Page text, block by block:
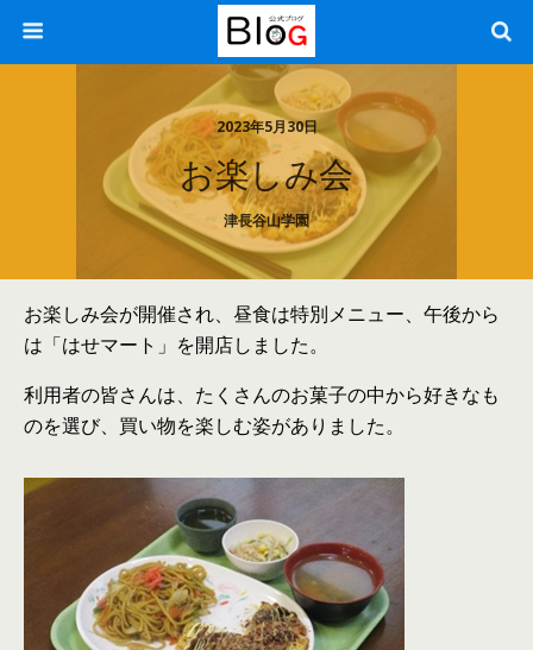
2023年5月30日
お楽しみ会
津長谷山学園
お楽しみ会が開催され、昼食は特別メニュー、午後から
は「はせマート」を開店しました。
利用者の皆さんは、たくさんのお菓子の中から好きなも
のを選び、買い物を楽しむ姿がありました。